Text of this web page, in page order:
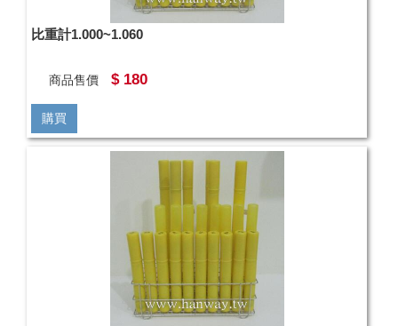
比重計1.000~1.060
商品售價 $ 180
購買